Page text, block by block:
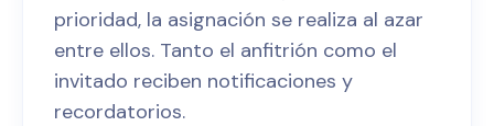
prioridad, la asignación se realiza al azar
entre ellos. Tanto el anfitrión como el
invitado reciben notificaciones y
recordatorios.